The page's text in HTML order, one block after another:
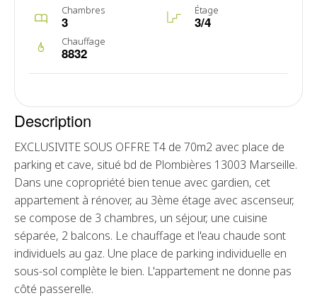
Chambres
3
Étage
3/4
Chauffage
8832
Description
EXCLUSIVITE SOUS OFFRE T4 de 70m2 avec place de
parking et cave, situé bd de Plombières 13003 Marseille.
Dans une copropriété bien tenue avec gardien, cet
appartement à rénover, au 3ème étage avec ascenseur,
se compose de 3 chambres, un séjour, une cuisine
séparée, 2 balcons. Le chauffage et l'eau chaude sont
individuels au gaz. Une place de parking individuelle en
sous-sol complète le bien. L'appartement ne donne pas
côté passerelle.